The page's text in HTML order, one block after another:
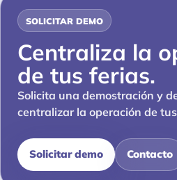
SOLICITAR DEMO
Centraliza la
de tus ferias.
Solicita una demostración y
centralizar la operación de tus
Solicitar demo Contacto